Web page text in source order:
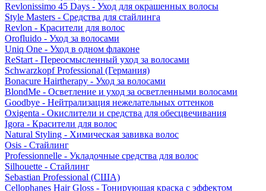
Revlonissimo 45 Days - Уход для окрашенных волосы
Style Masters - Средства для стайлинга
Revlon - Красители для волос
Orofluido - Уход за волосами
Uniq One - Уход в одном флаконе
ReStart - Переосмысленный уход за волосами
Schwarzkopf Professional (Германия)
Bonacure Hairtherapy - Уход за волосами
BlondMe - Осветление и уход за осветленными волосами
Goodbye - Нейтрализация нежелательных оттенков
Oxigenta - Окислители и средства для обесцвечивания
Igora - Красители для волос
Natural Styling - Химическая завивка волос
Osis - Стайлинг
Professionnelle - Укладочные средства для волос
Silhouette - Стайлинг
Sebastian Professional (США)
Cellophanes Hair Gloss - Тонирующая краска с эффектом